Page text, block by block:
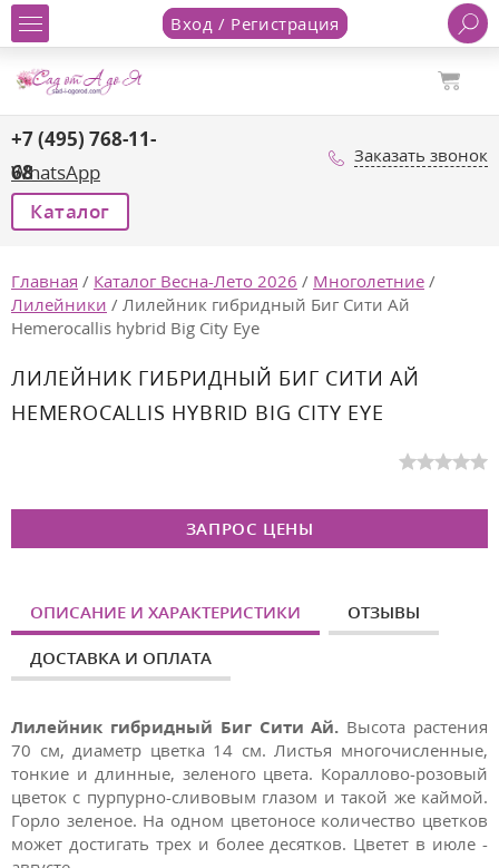
Вход / Регистрация
+7 (495) 768-11-
68
WhatsApp
Заказать звонок
Каталог
Главная / Каталог Весна-Лето 2026 / Многолетние /
Лилейники / Лилейник гибридный Биг Сити Ай
Hemerocallis hybrid Big City Eye
ЛИЛЕЙНИК ГИБРИДНЫЙ БИГ СИТИ АЙ
HEMEROCALLIS HYBRID BIG CITY EYE
ЗАПРОС ЦЕНЫ
ОПИСАНИЕ И ХАРАКТЕРИСТИКИ ОТЗЫВЫ
ДОСТАВКА И ОПЛАТА
Лилейник гибридный Биг Сити Ай. Высота растения
70 см, диаметр цветка 14 см. Листья многочисленные,
тонкие и длинные, зеленого цвета. Кораллово-розовый
цветок с пурпурно-сливовым глазом и такой же каймой.
Горло зеленое. На одном цветоносе количество цветков
может достигать трех и более десятков. Цветет в июле -